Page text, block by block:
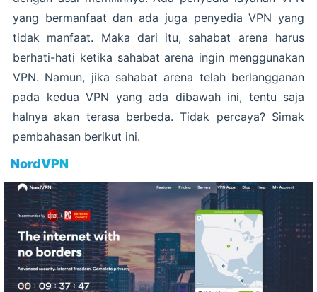
yang bermanfaat dan ada juga penyedia VPN yang
tidak manfaat. Maka dari itu, sahabat arena harus
berhati-hati ketika sahabat arena ingin menggunakan
VPN. Namun, jika sahabat arena telah berlangganan
pada kedua VPN yang ada dibawah ini, tentu saja
halnya akan terasa berbeda. Tidak percaya? Simak
pembahasan berikut ini.
NordVPN